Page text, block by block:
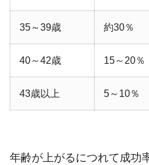
35～39歳 約30％
40～42歳 15～20％
43歳以上 5～10％
年齢が上がるにつれて成功